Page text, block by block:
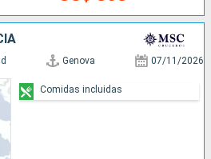
Genova 07/11/2026
Comidas incluidas